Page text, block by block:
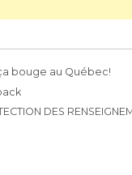
bouge au Québec!
DES